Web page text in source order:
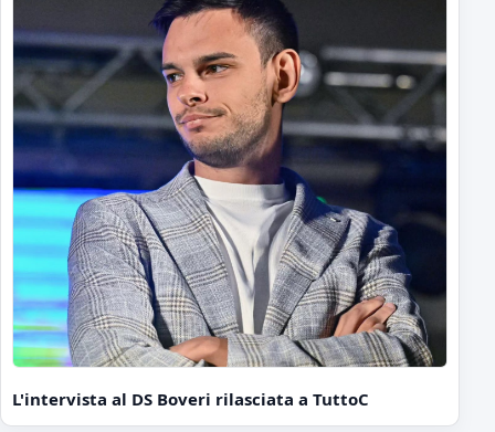
L'intervista al DS Boveri rilasciata a TuttoC